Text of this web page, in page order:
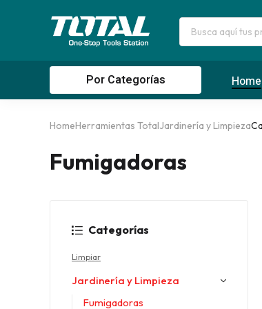
Por Categorías Home
HomeHerramientas TotalJardinería y Limpieza
Fumigadoras
Categorías
Limpiar
Jardinería y Limpieza
Fumigadoras